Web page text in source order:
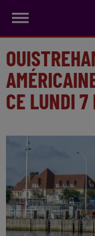
CE LUNDI 7